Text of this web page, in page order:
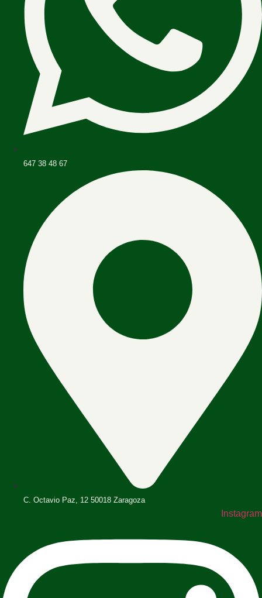
647 38 48 67
C. Octavio Paz, 12 50018 Zaragoza
Instagram